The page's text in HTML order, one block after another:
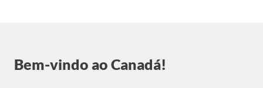
Bem-vindo ao Canadá!